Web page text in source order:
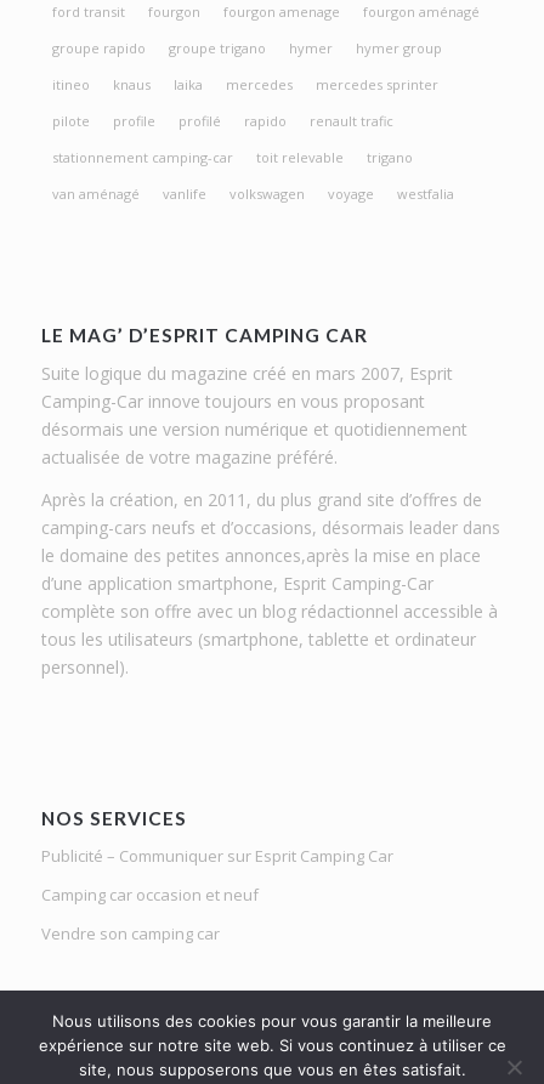
ford transit
fourgon fourgon amenage
fourgon aménagé
groupe rapido
groupe trigano hymer
hymer group
itineo
knaus laika mercedes
mercedes sprinter
pilote
profile profilé rapido
renault trafic
stationnement camping-car
toit relevable
trigano
van aménagé
vanlife volkswagen voyage westfalia
LE MAG’ D’ESPRIT CAMPING CAR
Suite logique du magazine créé en mars 2007, Esprit
Camping-Car innove toujours en vous proposant
désormais une version numérique et quotidiennement
actualisée de votre magazine préféré.
Après la création, en 2011, du plus grand site d’offres de
camping-cars neufs et d’occasions, désormais leader dans
le domaine des petites annonces,après la mise en place
d’une application smartphone, Esprit Camping-Car
complète son offre avec un blog rédactionnel accessible à
tous les utilisateurs (smartphone, tablette et ordinateur
personnel).
NOS SERVICES
Publicité – Communiquer sur Esprit Camping Car
Camping car occasion et neuf
Vendre son camping car
Nous utilisons des cookies pour vous garantir la meilleure
expérience sur notre site web. Si vous continuez à utiliser ce
site, nous supposerons que vous en êtes satisfait.